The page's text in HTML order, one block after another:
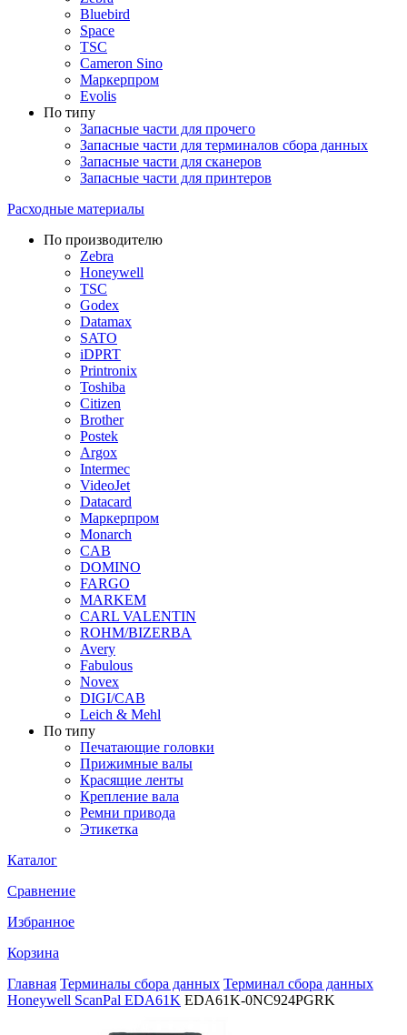
Bluebird
Space
TSC
Cameron Sino
Маркерпром
Evolis
По типу
Запасные части для прочего
Запасные части для терминалов сбора данных
Запасные части для сканеров
Запасные части для принтеров
Расходные материалы
По производителю
Zebra
Honeywell
TSC
Godex
Datamax
SATO
iDPRT
Printronix
Toshiba
Citizen
Brother
Postek
Argox
Intermec
VideoJet
Datacard
Маркерпром
Monarch
CAB
DOMINO
FARGO
MARKEM
CARL VALENTIN
ROHM/BIZERBA
Avery
Fabulous
Novex
DIGI/CAB
Leich & Mehl
По типу
Печатающие головки
Прижимные валы
Красящие ленты
Крепление вала
Ремни привода
Этикетка
Каталог
Сравнение
Избранное
Корзина
Главная Терминалы сбора данных Терминал сбора данных
Honeywell ScanPal EDA61K EDA61K-0NC924PGRK